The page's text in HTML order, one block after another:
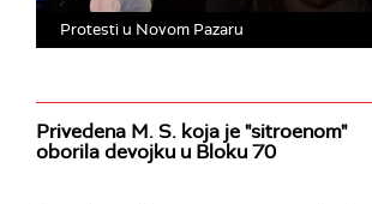
Protesti u Novom Pazaru
Privedena M. S. koja je "sitroenom"
oborila devojku u Bloku 70